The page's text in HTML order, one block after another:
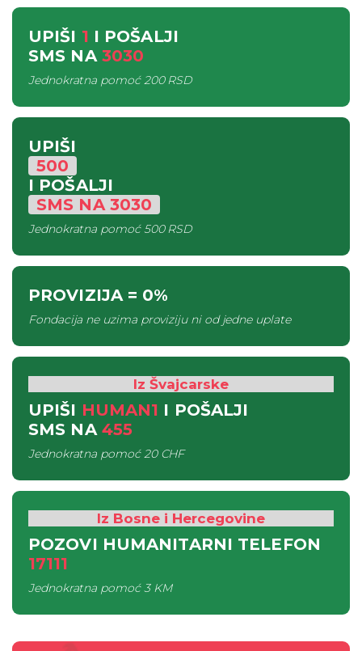
UPIŠI 1 I POŠALJI
SMS NA 3030
Jednokratna pomoć200 RSD
UPIŠI
500
I POŠALJI
SMS NA3030
Jednokratna pomoć500 RSD
PROVIZIJA= 0%
Fondacija ne uzima proviziju ni od jedne uplate
Iz Švajcarske
UPIŠI HUMAN1 I POŠALJI
SMS NA 455
Jednokratna pomoć20 CHF
Iz Bosne i Hercegovine
POZOVI HUMANITARNI TELEFON
17111
Jednokratna pomoć3 KM